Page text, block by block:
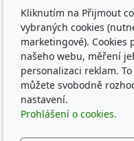
Katalog filtrů MANN
KDFILTER.CZ
FILTR-FILTRY.CZ
FILTER-FILTERS.EU
Vyhledávání filtrů
Sledujte nás
Kliknutím na Přijmout
vybraných cookies
marketingové).
našeho webu, měření
personalizaci reklam.
můžete svobodně
nastavení.
Prohlášení o cookies.